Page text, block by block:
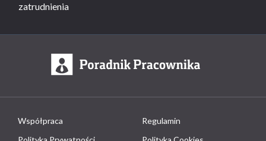
zatrudnienia
Współpraca
Regulamin